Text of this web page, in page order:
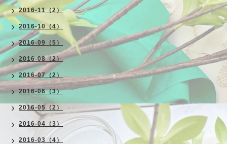
2016-11（2）
2016-10（4）
2016-09（5）
2016-08（2）
2016-07（2）
2016-06（3）
2016-05（2）
2016-04（3）
2016-03（4）